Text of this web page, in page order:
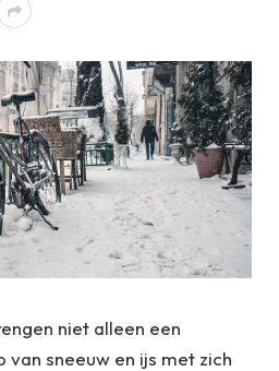
niet alleen een
sneeuw en ijs met zich